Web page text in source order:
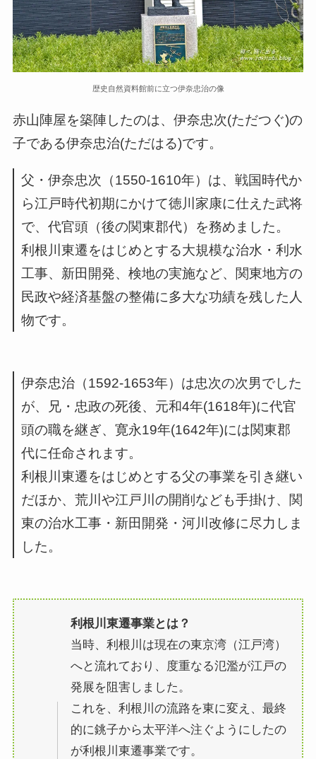
歴史自然資料館前に立つ伊奈忠治の像
赤山陣屋を築陣したのは、伊奈忠次(ただつぐ)の
子である伊奈忠治(ただはる)です。
父・伊奈忠次（1550-1610年）は、戦国時代か
ら江戸時代初期にかけて徳川家康に仕えた武将
で、代官頭（後の関東郡代）を務めました。
利根川東遷をはじめとする大規模な治水・利水
工事、新田開発、検地の実施など、関東地方の
民政や経済基盤の整備に多大な功績を残した人
物です。
伊奈忠治（1592-1653年）は忠次の次男でした
が、兄・忠政の死後、元和4年(1618年)に代官
頭の職を継ぎ、寛永19年(1642年)には関東郡
代に任命されます。
利根川東遷をはじめとする父の事業を引き継い
だほか、荒川や江戸川の開削なども手掛け、関
東の治水工事・新田開発・河川改修に尽力しま
した。
利根川東遷事業とは？
当時、利根川は現在の東京湾（江戸湾）
へと流れており、度重なる氾濫が江戸の
発展を阻害しました。
これを、利根川の流路を東に変え、最終
的に銚子から太平洋へ注ぐようにしたの
が利根川東遷事業です。